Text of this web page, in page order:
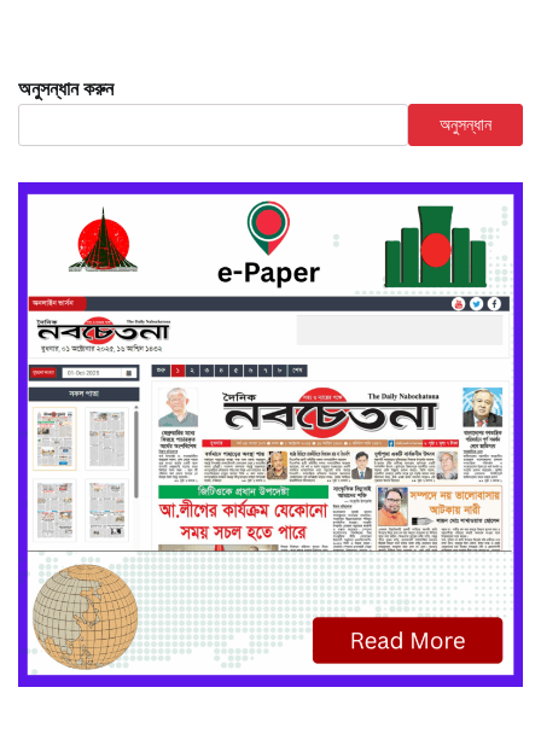
অনুসন্ধান করুন
অনুসন্ধান